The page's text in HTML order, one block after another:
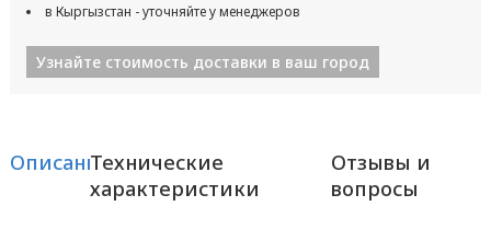
в Кыргызстан - уточняйте у менеджеров
Узнайте стоимость доставки в ваш город
ОписаниеТехнические
характеристики
Отзывы и
вопросы